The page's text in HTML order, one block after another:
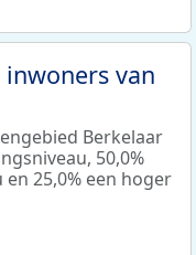
van
Berkelaar
50,0%
25,0% een hoger